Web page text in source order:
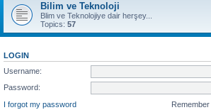
Bilim ve Teknoloji
Blim ve Teknolojiye dair herşey...
Topics: 57
LOGIN
Username:
Password:
I forgot my password
Remember